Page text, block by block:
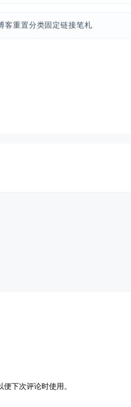
客重置分类固定链接笔札
下次评论时使用。